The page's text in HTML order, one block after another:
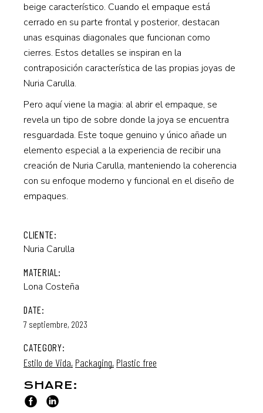
beige característico. Cuando el empaque está
cerrado en su parte frontal y posterior, destacan
unas esquinas diagonales que funcionan como
cierres. Estos detalles se inspiran en la
contraposición característica de las propias joyas de
Nuria Carulla.
Pero aquí viene la magia: al abrir el empaque, se
revela un tipo de sobre donde la joya se encuentra
resguardada. Este toque genuino y único añade un
elemento especial a la experiencia de recibir una
creación de Nuria Carulla, manteniendo la coherencia
con su enfoque moderno y funcional en el diseño de
empaques.
CLIENTE:
Nuria Carulla
MATERIAL:
Lona Costeña
DATE:
7 septiembre, 2023
CATEGORY:
Estilo de Vida Packaging Plastic free
SHARE: